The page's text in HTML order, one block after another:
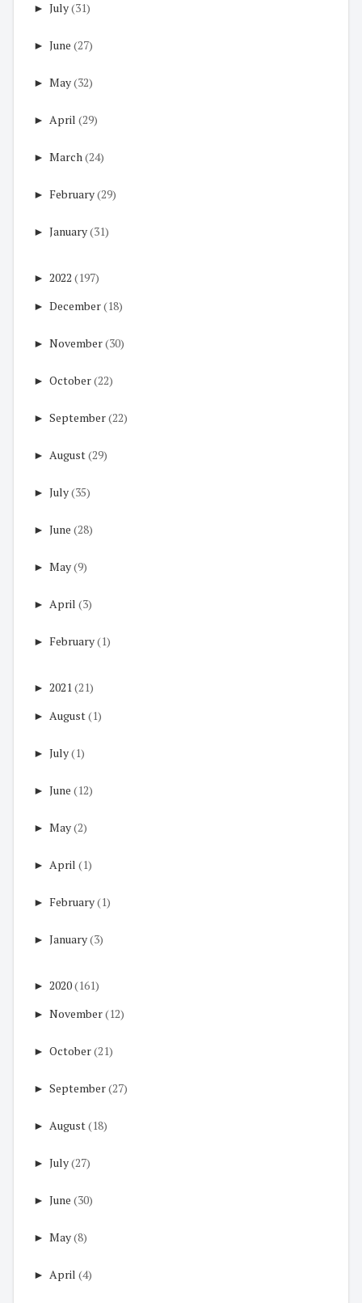
► July(31)
► June (27)
► May(32)
► April (29)
► March(24)
► February(29)
► January(31)
► 2022 (197)
► December(18)
► November(30)
► October(22)
► September(22)
► August(29)
► July(35)
► June (28)
► May(9)
► April (3)
► February(1)
► 2021(21)
► August(1)
► July(1)
► June (12)
► May(2)
► April (1)
► February(1)
► January(3)
► 2020(161)
► November(12)
► October(21)
► September(27)
► August(18)
► July(27)
► June (30)
► May(8)
► April (4)